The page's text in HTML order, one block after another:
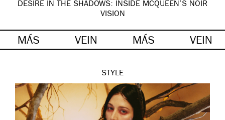
DESIRE IN THE SHADOWS: INSIDE MCQUEEN’S NOIR
VISION
MÁS VEIN MÁS VEIN
STYLE